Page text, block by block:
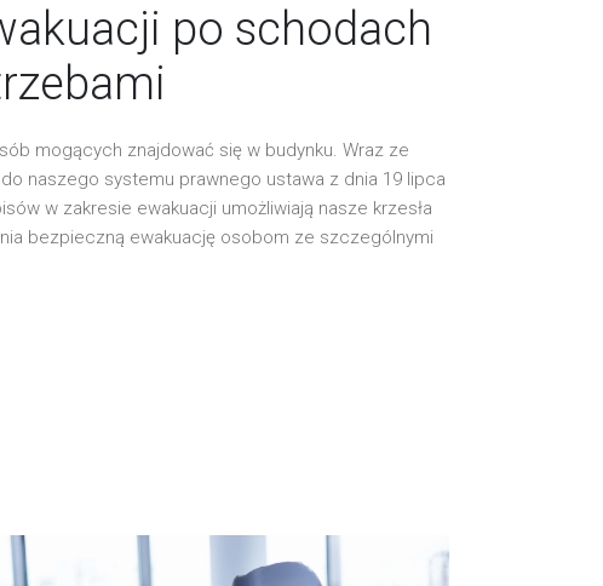
po schodach
mogących znajdować się w budynku. Wraz ze
naszego systemu prawnego ustawa z dnia 19 lipca
w zakresie ewakuacji umożliwiają nasze krzesła
bezpieczną ewakuację osobom ze szczególnymi